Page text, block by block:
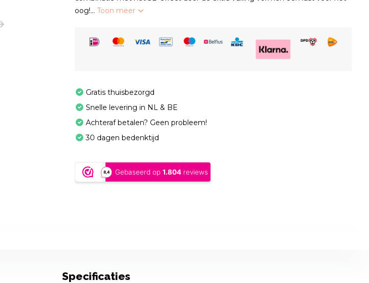
oog!...Toon meer
Gratis thuisbezorgd
Snelle levering in NL & BE
Achteraf betalen? Geen probleem!
30 dagen bedenktijd
Specificaties